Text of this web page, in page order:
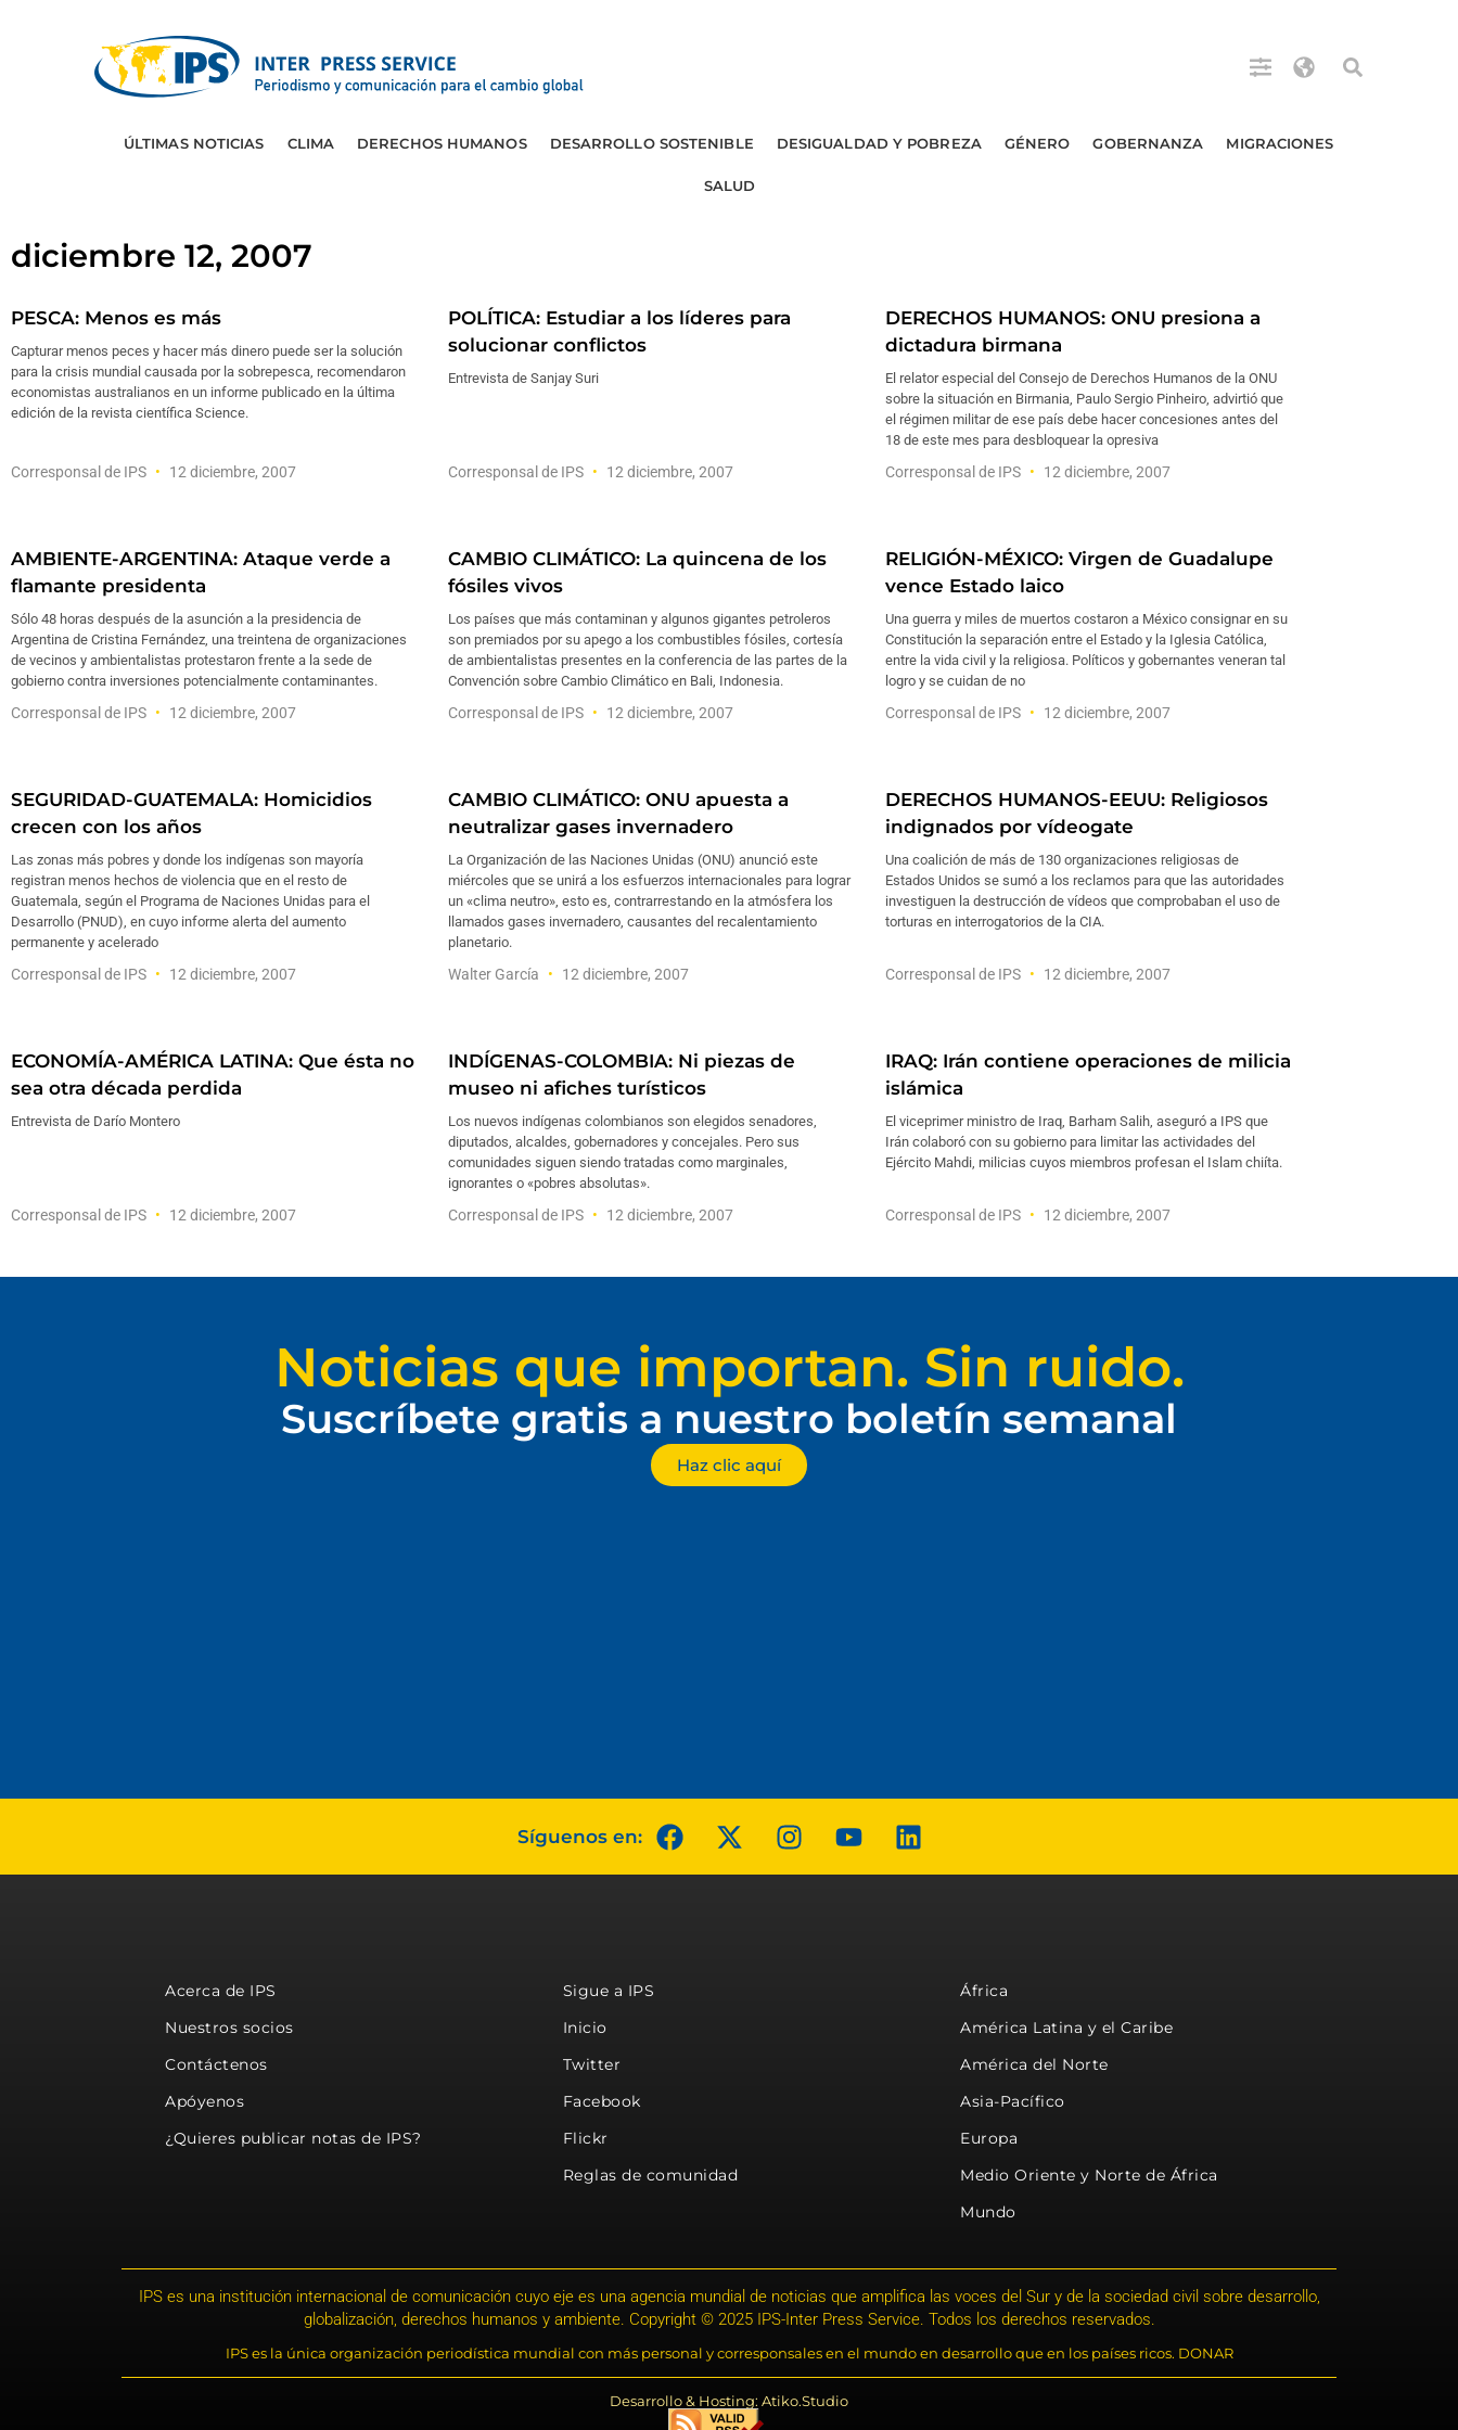
ÚLTIMAS NOTICIAS CLIMA DERECHOS HUMANOS DESARROLLO SOSTENIBLE DESIGUALDAD Y POBREZA GÉNERO GOBERNANZA MIGRACIONES
SALUD
diciembre 12, 2007
PESCA: Menos es más
Capturar menos peces y hacer más dinero puede ser la solución
para la crisis mundial causada por la sobrepesca, recomendaron
economistas australianos en un informe publicado en la última
edición de la revista científica Science.
Corresponsal de IPS 12 diciembre, 2007
POLÍTICA: Estudiar a los líderes para
solucionar conflictos
Entrevista de Sanjay Suri
Corresponsal de IPS 12 diciembre, 2007
DERECHOS HUMANOS: ONU presiona a
dictadura birmana
El relator especial del Consejo de Derechos Humanos de la ONU
sobre la situación en Birmania, Paulo Sergio Pinheiro, advirtió que
el régimen militar de ese país debe hacer concesiones antes del
18 de este mes para desbloquear la opresiva
Corresponsal de IPS 12 diciembre, 2007
AMBIENTE-ARGENTINA: Ataque verde a
flamante presidenta
Sólo 48 horas después de la asunción a la presidencia de
Argentina de Cristina Fernández, una treintena de organizaciones
de vecinos y ambientalistas protestaron frente a la sede de
gobierno contra inversiones potencialmente contaminantes.
Corresponsal de IPS 12 diciembre, 2007
CAMBIO CLIMÁTICO: La quincena de los
fósiles vivos
Los países que más contaminan y algunos gigantes petroleros
son premiados por su apego a los combustibles fósiles, cortesía
de ambientalistas presentes en la conferencia de las partes de la
Convención sobre Cambio Climático en Bali, Indonesia.
Corresponsal de IPS 12 diciembre, 2007
RELIGIÓN-MÉXICO: Virgen de Guadalupe
vence Estado laico
Una guerra y miles de muertos costaron a México consignar en su
Constitución la separación entre el Estado y la Iglesia Católica,
entre la vida civil y la religiosa. Políticos y gobernantes veneran tal
logro y se cuidan de no
Corresponsal de IPS 12 diciembre, 2007
SEGURIDAD-GUATEMALA: Homicidios
crecen con los años
Las zonas más pobres y donde los indígenas son mayoría
registran menos hechos de violencia que en el resto de
Guatemala, según el Programa de Naciones Unidas para el
Desarrollo (PNUD), en cuyo informe alerta del aumento
permanente y acelerado
Corresponsal de IPS 12 diciembre, 2007
CAMBIO CLIMÁTICO: ONU apuesta a
neutralizar gases invernadero
La Organización de las Naciones Unidas (ONU) anunció este
miércoles que se unirá a los esfuerzos internacionales para lograr
un «clima neutro», esto es, contrarrestando en la atmósfera los
llamados gases invernadero, causantes del recalentamiento
planetario.
Walter García 12 diciembre, 2007
DERECHOS HUMANOS-EEUU: Religiosos
indignados por vídeogate
Una coalición de más de 130 organizaciones religiosas de
Estados Unidos se sumó a los reclamos para que las autoridades
investiguen la destrucción de vídeos que comprobaban el uso de
torturas en interrogatorios de la CIA.
Corresponsal de IPS 12 diciembre, 2007
ECONOMÍA-AMÉRICA LATINA: Que ésta no
sea otra década perdida
Entrevista de Darío Montero
Corresponsal de IPS 12 diciembre, 2007
INDÍGENAS-COLOMBIA: Ni piezas de
museo ni afiches turísticos
Los nuevos indígenas colombianos son elegidos senadores,
diputados, alcaldes, gobernadores y concejales. Pero sus
comunidades siguen siendo tratadas como marginales,
ignorantes o «pobres absolutas».
Corresponsal de IPS 12 diciembre, 2007
IRAQ: Irán contiene operaciones de milicia
islámica
El viceprimer ministro de Iraq, Barham Salih, aseguró a IPS que
Irán colaboró con su gobierno para limitar las actividades del
Ejército Mahdi, milicias cuyos miembros profesan el Islam chiíta.
Corresponsal de IPS 12 diciembre, 2007
Noticias que importan. Sin ruido.
Suscríbete gratis a nuestro boletín semanal
Haz clic aquí
Síguenos en:
Acerca de IPS
Nuestros socios
Contáctenos
Apóyenos
¿Quieres publicar notas de IPS?
Sigue a IPS
Inicio
Twitter
Facebook
Flickr
Reglas de comunidad
África
América Latina y el Caribe
América del Norte
Asia-Pacífico
Europa
Medio Oriente y Norte de África
Mundo
IPS es una institución internacional de comunicación cuyo eje es una agencia mundial de noticias que amplifica las voces del Sur y de la sociedad civil sobre desarrollo,
globalización, derechos humanos y ambiente. Copyright © 2025 IPS-Inter Press Service. Todos los derechos reservados.
IPS es la única organización periodística mundial con más personal y corresponsales en el mundo en desarrollo que en los países ricos. DONAR
Desarrollo & Hosting: Atiko.Studio